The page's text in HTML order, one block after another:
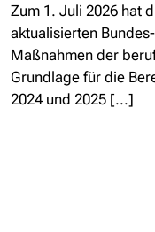
Zum 1. Juli 2026 hat
aktualisierten
Maßnahmen der
Grundlage für die
2024 und 2025 [...]